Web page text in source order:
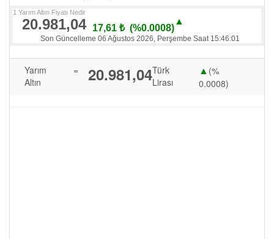
1 Yarım Altın Fiyatı Nedir
▲
20.981,04 17,61 ₺ (%0.0008)
Son Güncelleme 06 Ağustos 2026, Perşembe Saat 15:46:01
Yarım
Altın
= 20.981,04Türk
Lirası
▲ (%
0.0008)